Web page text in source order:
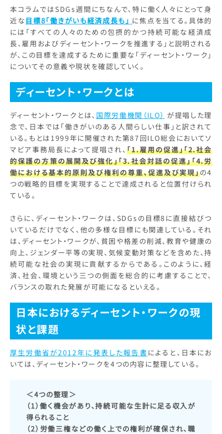
本コラムではSDGs週間にちなんで、特に働く人々にとって身
近な 目標8「働きがいも経済成長も」 に焦点を当てる。具体的
には「すべての人々のための包摂的かつ持続可能な経済成
長、雇用およびディーセント・ワークを推進する」と説明される
が、この目標を達成するために重要な「ディーセント・ワーク」
についてその意義や現状を確認していく。
ディーセント・ワークとは
ディーセント・ワークとは、 国際労働機関（ILO） が提唱した理
念で、日本では「働きがいのある人間らしい仕事」と訳されて
いる。もとは1999年に開催された第87回ILO総会においてソ
マビア事務局長によって提唱され、「1.雇用の促進」「2.社会
的保護の方策の展開及び強化」「3.社会対話の促進」「4.労
働における基本的原則及び権利の尊重、促進及び実現」の4
つの戦略的目標を実現することで達成されると位置付けられ
ている。
さらに、ディーセント・ワークは、SDGsの目標8に直接結びつ
いているだけでなく、他の多様な目標にも関連している。それ
は、ディーセント・ワークが、貧困や格差の削減、教育や健康の
向上、ジェンダー平等の実現、気候変動対策などを含めた、持
続可能な社会の実現に貢献するからである。このように、経
済、社会、環境という三つの側面を総合的に考慮することで、
バランスの取れた発展が可能になるといえる。
日本におけるディーセント・ワークの現
状と課題
厚生労働省が2012年に発表した報告書によると、日本にお
いては、ディーセント・ワークを4つの内容に整理している。
＜4つの整理＞
（1）働く機会があり、持続可能な生計に足る収入が
得られること
（2）労働三権などの働く上での権利が確保され、職